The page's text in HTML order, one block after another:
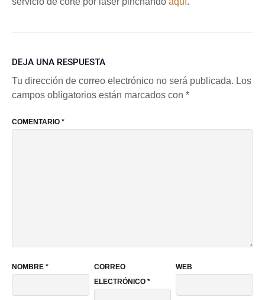
DEJA UNA RESPUESTA
Tu dirección de correo electrónico no será publicada. Los
campos obligatorios están marcados con *
COMENTARIO *
NOMBRE *
CORREO
ELECTRÓNICO *
WEB